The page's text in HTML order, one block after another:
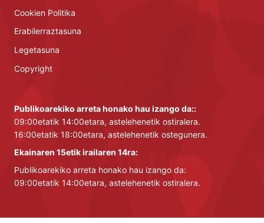
Cookien Politika
Erabilerraztasuna
Legetasuna
Copyright
Publikoarekiko arreta honako hau izango da::
09:00etatik 14:00etara, astelehenetik ostiralera.
16:00etatik 18:00etara, astelehenetik ostegunera.
Ekainaren 15etik irailaren 14ra:
Publikoarekiko arreta honako hau izango da:
09:00etatik 14:00etara, astelehenetik ostiralera.